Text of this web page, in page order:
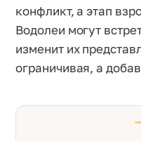
конфликт, а этап
Водолеи могут
изменит их
ограничивая, а